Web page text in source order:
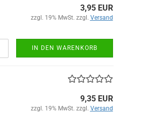
3,95 EUR
zzgl. 19% MwSt. zzgl. Versand
IN DEN WARENKORB
9,35 EUR
zzgl. 19% MwSt. zzgl. Versand